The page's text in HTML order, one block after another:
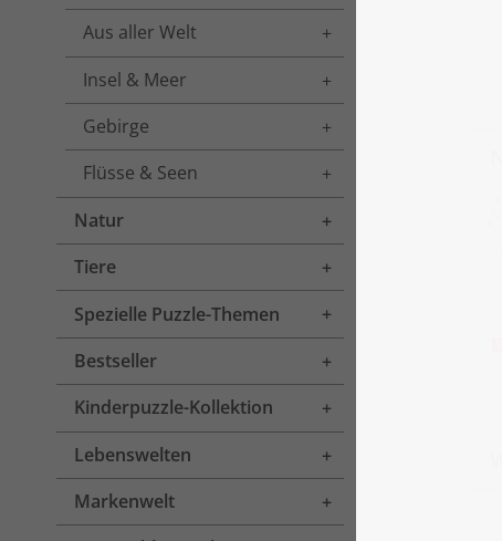
Aus aller Welt
Toggle menu
Insel & Meer
Toggle menu
Gebirge
Toggle menu
Flüsse & Seen
Toggle menu
Natur
Toggle menu
Tiere
Toggle menu
Spezielle Puzzle-Themen
Toggle menu
Bestseller
Toggle menu
Kinderpuzzle-Kollektion
Toggle menu
Lebenswelten
Toggle menu
Markenwelt
Toggle menu